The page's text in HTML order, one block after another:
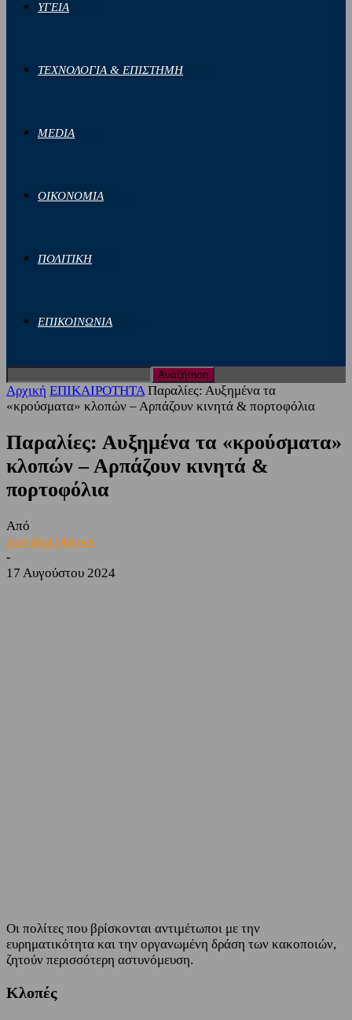
ΥΓΕΙΑ
ΤΕΧΝΟΛΟΓΙΑ & ΕΠΙΣΤΗΜΗ
MEDIA
ΟΙΚΟΝΟΜΙΑ
ΠΟΛΙΤΙΚΗ
ΕΠΙΚΟΙΝΩΝΙΑ
Αρχική ΕΠΙΚΑΙΡΟΤΗΤΑ Παραλίες: Αυξημένα τα
«κρούσματα» κλοπών – Αρπάζουν κινητά & πορτοφόλια
Παραλίες: Αυξημένα τα «κρούσματα»
κλοπών – Αρπάζουν κινητά &
πορτοφόλια
Από
sporting24news
-
17 Αυγούστου 2024
Οι πολίτες που βρίσκονται αντιμέτωποι με την
ευρηματικότητα και την οργανωμένη δράση των κακοποιών,
ζητούν περισσότερη αστυνόμευση.
Κλοπές